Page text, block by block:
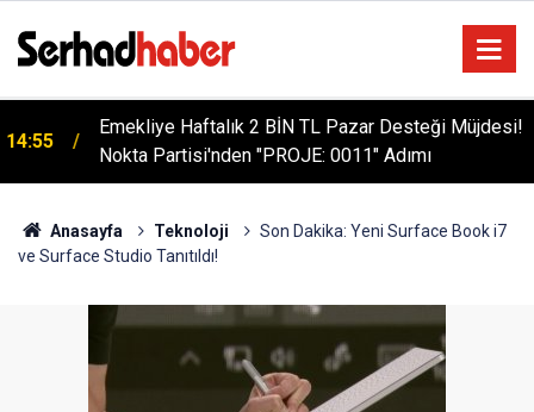
14:55
Emekliye Haftalık 2 BİN TL Pazar Desteği Müjdesi!
Nokta Partisi'nden "PROJE: 0011" Adımı
Anasayfa Teknoloji
Son Dakika: Yeni Surface Book i7
ve Surface Studio Tanıtıldı!